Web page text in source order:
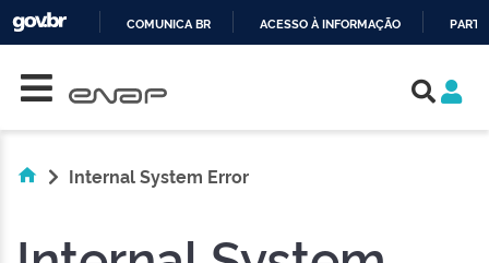
COMUNICA BR ACESSO À INFORMAÇÃO
Internal System Error